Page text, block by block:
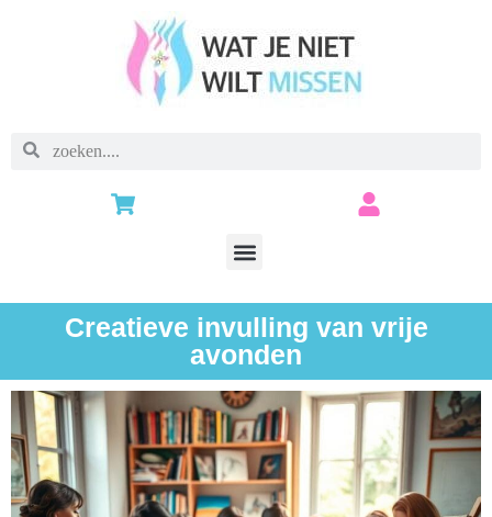
Creatieve invulling van vrije
avonden